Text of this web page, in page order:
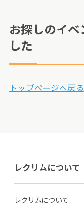
お探しのイベ
した
トップページへ戻る
レクリムについて
レクリムについて